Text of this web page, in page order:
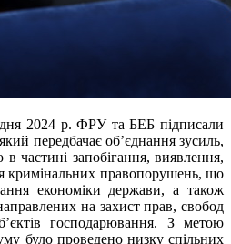
2024 р. ФРУ та БЕБ підписали
передбачає об’єднання зусиль,
частині запобігання, виявлення,
кримінальних правопорушень, що
економіки держави, а також
на захист прав, свобод
господарювання. З метою
було проведено низку спільних